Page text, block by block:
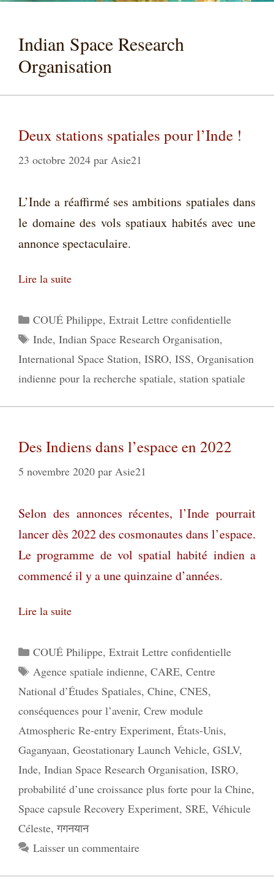
Indian Space Research
Organisation
Deux stations spatiales pour l’Inde !
23 octobre 2024 par Asie21
L’Inde a réaffirmé ses ambitions spatiales dans
le domaine des vols spatiaux habités avec une
annonce spectaculaire.
Lire la suite
Catégories
COUÉ Philippe, Extrait Lettre confidentielle
Étiquettes
Inde, Indian Space Research Organisation,
International Space Station, ISRO, ISS, Organisation
indienne pour la recherche spatiale, station spatiale
Des Indiens dans l’espace en 2022
5 novembre 2020 par Asie21
Selon des annonces récentes, l’Inde pourrait
lancer dès 2022 des cosmonautes dans l’espace.
Le programme de vol spatial habité indien a
commencé il y a une quinzaine d’années.
Lire la suite
Catégories
COUÉ Philippe, Extrait Lettre confidentielle
Étiquettes
Agence spatiale indienne, CARE, Centre
National d’Études Spatiales, Chine, CNES,
conséquences pour l’avenir, Crew module
Atmospheric Re-entry Experiment, États-Unis,
Gaganyaan, Geostationary Launch Vehicle, GSLV,
Inde, Indian Space Research Organisation, ISRO,
probabilité d’une croissance plus forte pour la Chine,
Space capsule Recovery Experiment, SRE, Véhicule
Céleste,गगनयान
Laisser un commentaire